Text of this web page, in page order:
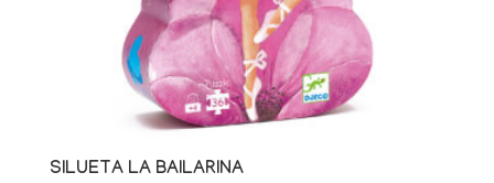
SILUETA LA BAILARINA